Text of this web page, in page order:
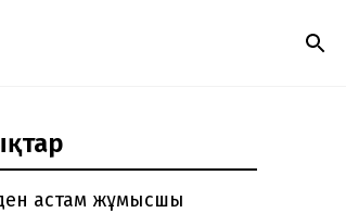
астам жұмысшы